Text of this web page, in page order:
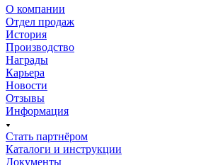
О компании
Отдел продаж
История
Производство
Награды
Карьера
Новости
Отзывы
Информация
Стать партнёром
Каталоги и инструкции
Документы